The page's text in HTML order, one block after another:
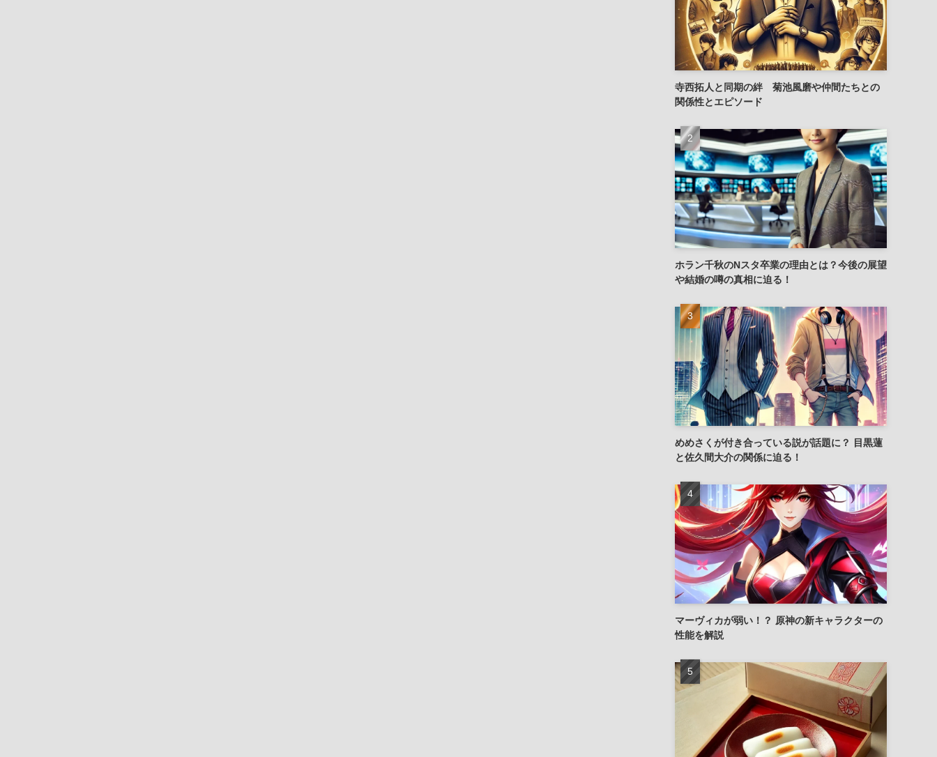
寺西拓人と同期の絆 菊池風磨や仲間たちとの
関係性とエピソード
ホラン千秋のNスタ卒業の理由とは？今後の展望
や結婚の噂の真相に迫る！
めめさくが付き合っている説が話題に？ 目黒蓮
と佐久間大介の関係に迫る！
マーヴィカが弱い！？ 原神の新キャラクターの
性能を解説